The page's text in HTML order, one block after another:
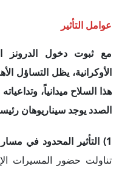
عوامل التأثير
مع ثبوت دخول الدرونز
الأوكرانية، يظل التساؤل
هذا السلاح ميدانياً،
الصدد يوجد سيناريوهان
1) التأثير المحدود في مسار الحرب:
تناولت حضور المسيرات